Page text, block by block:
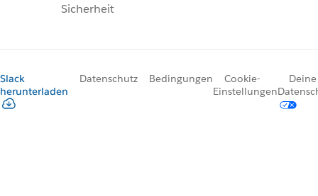
Sicherheit
Slack
herunterladen
Datenschutz Bedingungen
Cookie-
Einstellungen
Deine